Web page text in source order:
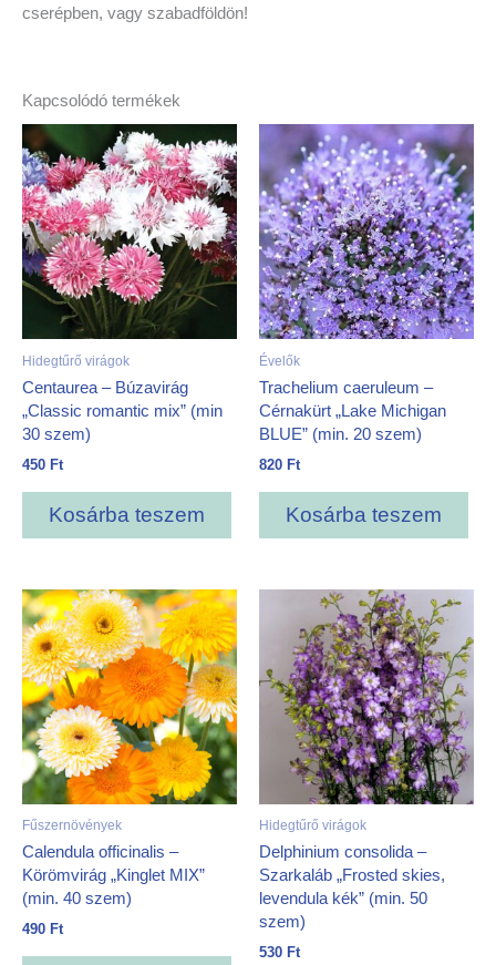
cserépben, vagy szabadföldön!
Kapcsolódó termékek
Hidegtűrő virágok
Centaurea – Búzavirág
„Classic romantic mix” (min
30 szem)
450 Ft
Kosárba teszem
Évelők
Trachelium caeruleum –
Cérnakürt „Lake Michigan
BLUE” (min. 20 szem)
820 Ft
Kosárba teszem
Fűszernövények
Calendula officinalis –
Körömvirág „Kinglet MIX”
(min. 40 szem)
490 Ft
Hidegtűrő virágok
Delphinium consolida –
Szarkaláb „Frosted skies,
levendula kék” (min. 50
szem)
530 Ft